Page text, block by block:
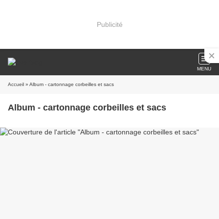
Publicité
MENU
Accueil » Album - cartonnage corbeilles et sacs
Album - cartonnage corbeilles et sacs